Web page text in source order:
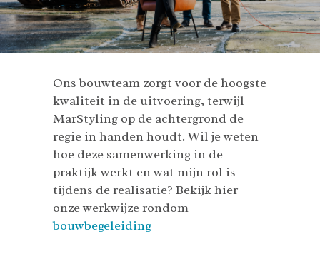
Ons bouwteam zorgt voor de hoogste
kwaliteit in de uitvoering, terwijl
MarStyling op de achtergrond de
regie in handen houdt. Wil je weten
hoe deze samenwerking in de
praktijk werkt en wat mijn rol is
tijdens de realisatie? Bekijk hier
onze werkwijze rondom
bouwbegeleiding